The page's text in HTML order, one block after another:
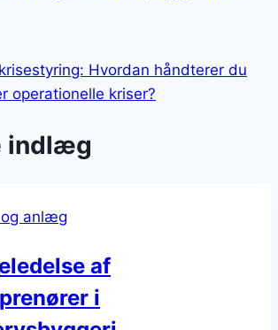
Hvordan håndterer du
operationelle kriser?
indlæg
anlæg
af
i